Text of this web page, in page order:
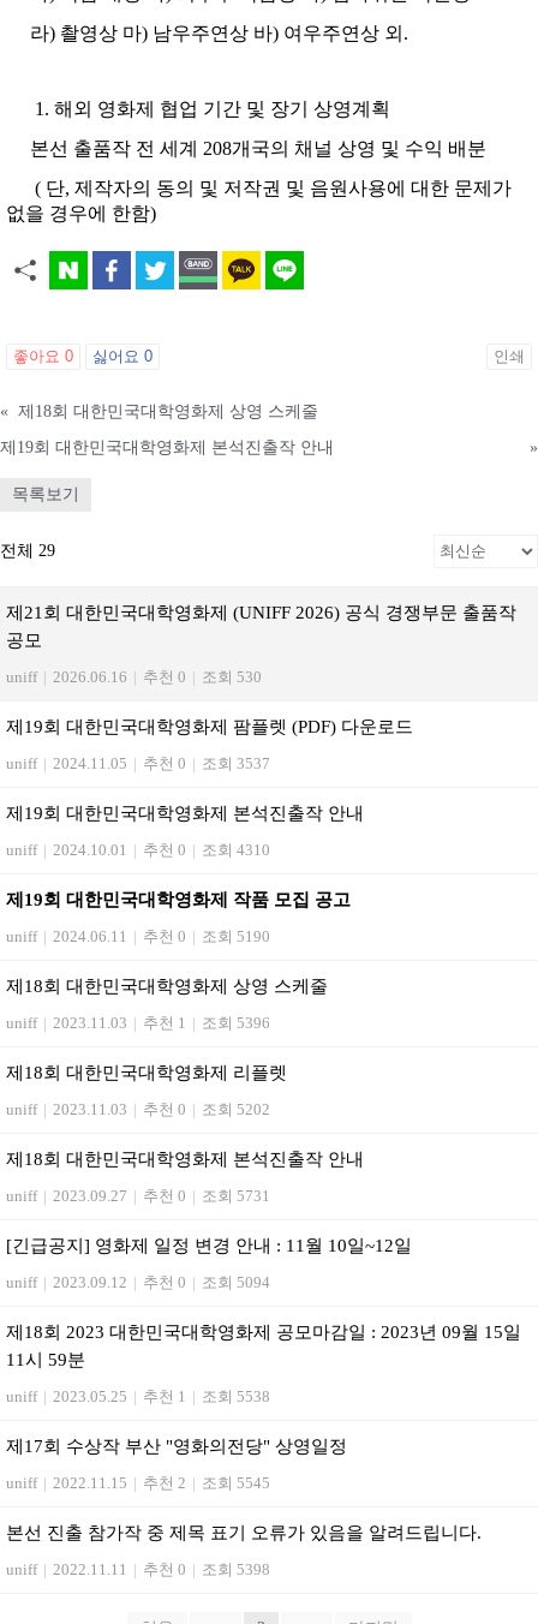
라) 촬영상 마) 남우주연상 바) 여우주연상 외.
해외 영화제 협업 기간 및 장기 상영계획
본선 출품작 전 세계 208개국의 채널 상영 및 수익 배분
( 단, 제작자의 동의 및 저작권 및 음원사용에 대한 문제가
없을 경우에 한함)
좋아요 0 싫어요 0 인쇄
« 제18회 대한민국대학영화제 상영 스케줄
제19회 대한민국대학영화제 본석진출작 안내
»
목록보기
전체 29
제21회 대한민국대학영화제 (UNIFF 2026) 공식 경쟁부문 출품작
공모
uniff | 2026.06.16 | 추천 0 | 조회 530
제19회 대한민국대학영화제 팜플렛 (PDF) 다운로드
uniff | 2024.11.05 | 추천 0 | 조회 3537
제19회 대한민국대학영화제 본석진출작 안내
uniff | 2024.10.01 | 추천 0 | 조회 4310
제19회 대한민국대학영화제 작품 모집 공고
uniff | 2024.06.11 | 추천 0 | 조회 5190
제18회 대한민국대학영화제 상영 스케줄
uniff | 2023.11.03 | 추천 1 | 조회 5396
제18회 대한민국대학영화제 리플렛
uniff | 2023.11.03 | 추천 0 | 조회 5202
제18회 대한민국대학영화제 본석진출작 안내
uniff | 2023.09.27 | 추천 0 | 조회 5731
[긴급공지] 영화제 일정 변경 안내 : 11월 10일~12일
uniff | 2023.09.12 | 추천 0 | 조회 5094
제18회 2023 대한민국대학영화제 공모마감일 : 2023년 09월 15일
11시 59분
uniff | 2023.05.25 | 추천 1 | 조회 5538
제17회 수상작 부산 "영화의전당" 상영일정
uniff | 2022.11.15 | 추천 2 | 조회 5545
본선 진출 참가작 중 제목 표기 오류가 있음을 알려드립니다.
uniff | 2022.11.11 | 추천 0 | 조회 5398